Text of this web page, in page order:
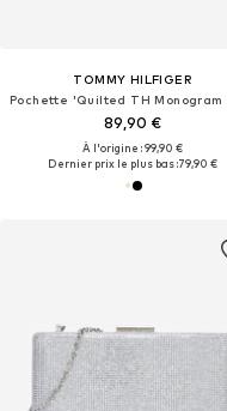
TOMMY HILFIGER
89,90 €
À l'origine : 99,90 €
Dernier prix le plus bas :79,90 €